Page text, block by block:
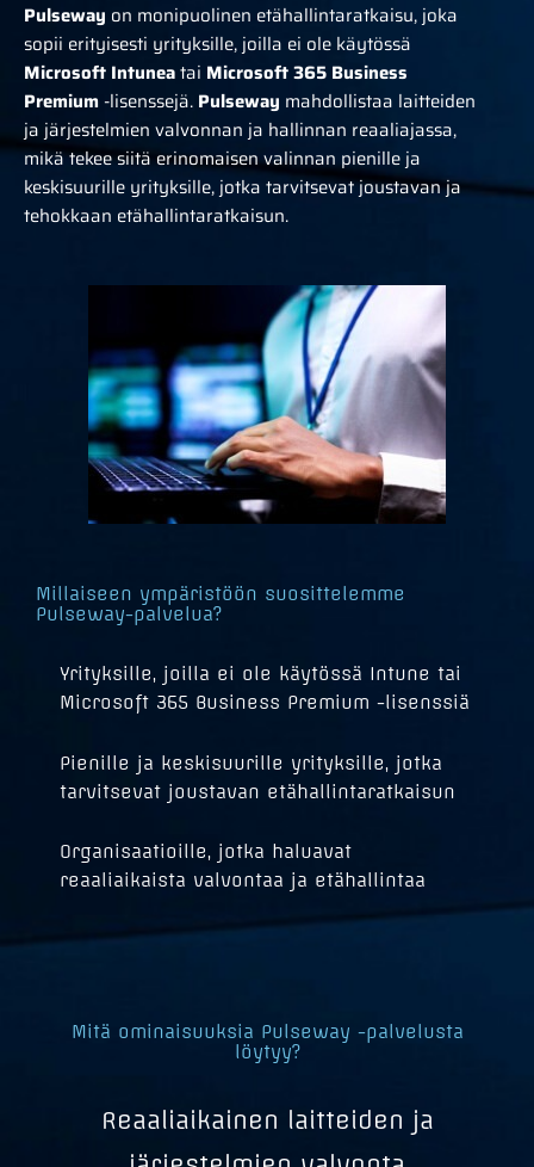
Pulseway on monipuolinen etähallintaratkaisu, joka
sopii erityisesti yrityksille, joilla ei ole käytössä
Microsoft Intuneatai Microsoft 365 Business
Premium -lisenssejä. Pulseway mahdollistaa laitteiden
ja järjestelmien valvonnan ja hallinnan reaaliajassa,
mikä tekee siitä erinomaisen valinnan pienille ja
keskisuurille yrityksille, jotka tarvitsevat joustavan ja
tehokkaan etähallintaratkaisun.
Millaiseen ympäristöön suosittelemme
Pulseway-palvelua?
Yrityksille, joilla ei ole käytössä Intune tai
Microsoft 365 Business Premium -lisenssiä
Pienille ja keskisuurille yrityksille, jotka
tarvitsevat joustavan etähallintaratkaisun
Organisaatioille, jotka haluavat
reaaliaikaista valvontaa ja etähallintaa
Mitä ominaisuuksia Pulseway -palvelusta
löytyy?
Reaaliaikainen laitteiden ja